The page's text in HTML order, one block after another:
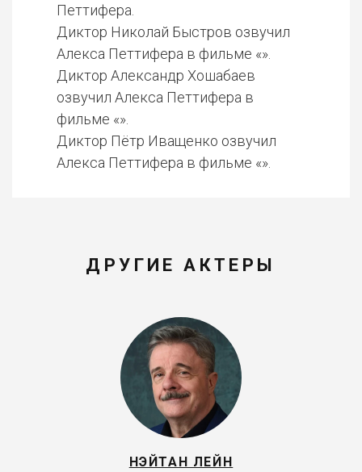
Петтифера.
Диктор Николай Быстров озвучил
Алекса Петтифера в фильме «».
Диктор Александр Хошабаев
озвучил Алекса Петтифера в
фильме «».
Диктор Пётр Иващенко озвучил
Алекса Петтифера в фильме «».
ДРУГИЕ АКТЕРЫ
НЭЙТАН ЛЕЙН